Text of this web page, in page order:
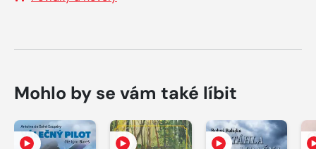
Mohlo by se vám také líbit